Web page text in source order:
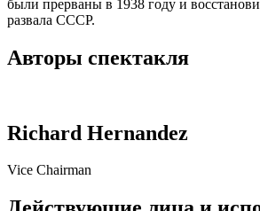
были прерваны в 1938 году и
развала СССР.
Авторы спектакля
Richard Hernandez
Vice Chairman